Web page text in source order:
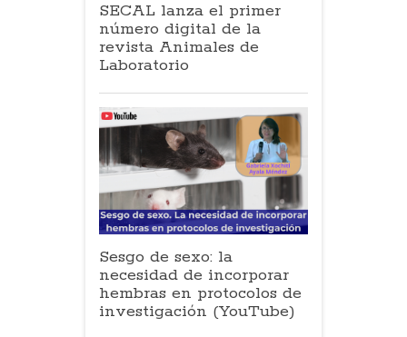
SECAL lanza el primer
número digital de la
revista Animales de
Laboratorio
Sesgo de sexo: la
necesidad de incorporar
hembras en protocolos de
investigación (YouTube)